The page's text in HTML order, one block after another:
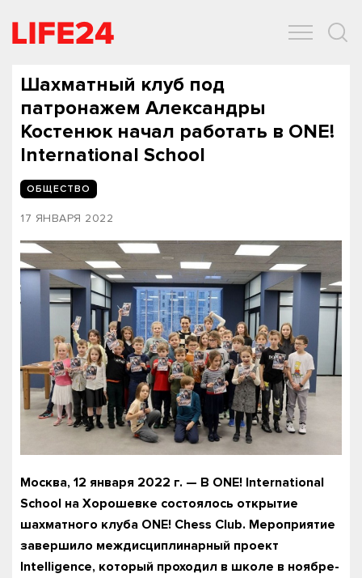
Шахматный клуб под
патронажем Александры
Костенюк начал работать в ONE!
International School
ОБЩЕСТВО
17 ЯНВАРЯ 2022
Москва, 12 января 2022 г. — В ONE! International
School на Хорошевке состоялось открытие
шахматного клуба ONE! Chess Club. Мероприятие
завершило междисциплинарный проект
Intelligence, который проходил в школе в ноябре-